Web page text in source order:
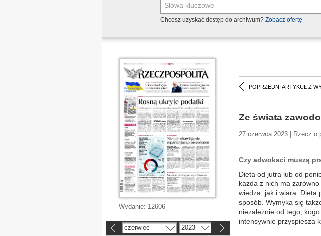
Chcesz uzyskać dostęp do archiwum? Zobacz ofertę
POPRZEDNI ARTYKUŁ Z
Ze świata
27 czerwca 2023 | Rzecz o
Czy adwokaci muszą
Dieta od jutra lub od
każda z nich ma
wiedza, jak i wiara. Dieta
sposób. Wymyka się
niezależnie od tego,
intensywnie przyspiesza
Wydanie: 12606
czerwiec 2023